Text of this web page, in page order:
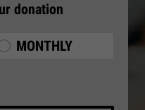
donation
MONTHLY